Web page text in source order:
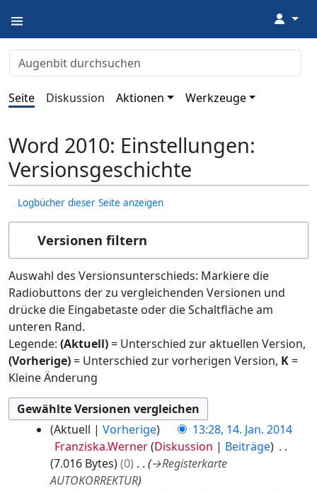
↓
Seite Diskussion Aktionen Werkzeuge
Word 2010: Einstellungen:
Versionsgeschichte
Logbücher dieser Seite anzeigen
Versionen filtern
Auswahl des Versionsunterschieds: Markiere die
Radiobuttons der zu vergleichenden Versionen und
drücke die Eingabetaste oder die Schaltfläche am
unteren Rand.
Legende: (Aktuell)= Unterschied zur aktuellen Version,
(Vorherige)= Unterschied zur vorherigen Version, K=
Kleine Änderung
Aktuell Vorherige
13:28, 14. Jan. 2014
Franziska.Werner Diskussion
Beiträge
7.016 Bytes
0 →Registerkarte
AUTOKORREKTUR